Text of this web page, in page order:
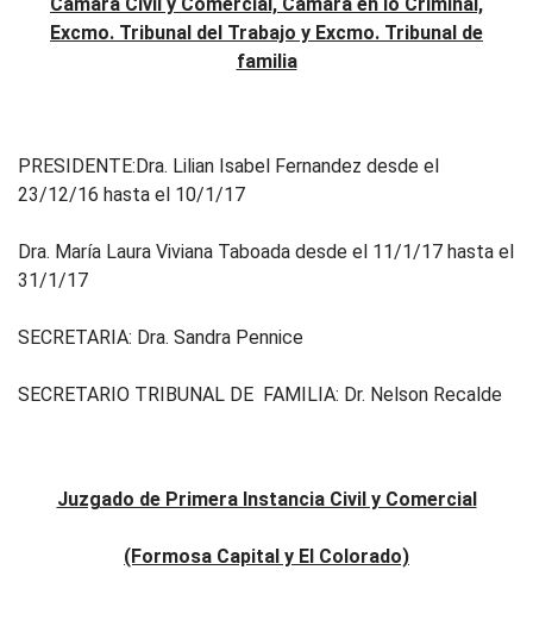
Excmo. Tribunal del Trabajo y Excmo. Tribunal de
familia
PRESIDENTE:Dra. Lilian Isabel Fernandez desde el
23/12/16 hasta el 10/1/17
Dra. María Laura Viviana Taboada desde el 11/1/17 hasta el
31/1/17
SECRETARIA: Dra. Sandra Pennice
SECRETARIO TRIBUNAL DE FAMILIA: Dr. Nelson Recalde
Juzgado de Primera Instancia Civil y Comercial
(Formosa Capital y El Colorado)